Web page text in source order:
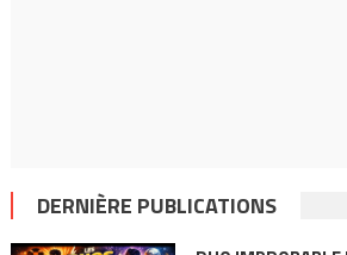
DERNIÈRE PUBLICATIONS